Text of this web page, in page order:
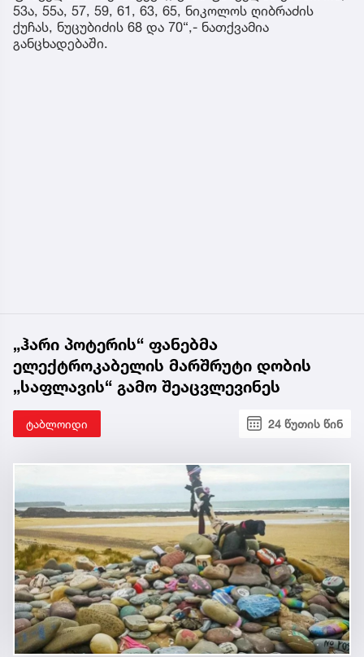
53ა, 55ა, 57, 59, 61, 63, 65, ნიკოლოს ღიბრაძის
ქუჩას, ნუცუბიძის 68 და 70“,- ნათქვამია
განცხადებაში.
„ჰარი პოტერის“ ფანებმა
ელექტროკაბელის მარშრუტი დობის
„საფლავის“ გამო შეაცვლევინეს
ტაბლოიდი 24 წუთის წინ